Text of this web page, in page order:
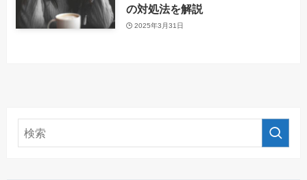
の対処法を解説
2025年3月31日